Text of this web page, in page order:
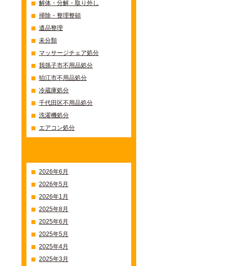
解体・分解・取り外し
掃除・整理整頓
遺品整理
未分類
マッサージチェア処分
我孫子市不用品処分
狛江市不用品処分
冷蔵庫処分
千代田区不用品処分
洗濯機処分
エアコン処分
2026年6月
2026年5月
2026年1月
2025年8月
2025年6月
2025年5月
2025年4月
2025年3月